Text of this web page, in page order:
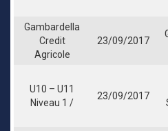
Gambardella
Credit
Agricole
23/09/2017
U10 – U11
Niveau 1 /
23/09/2017